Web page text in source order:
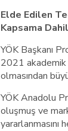
Elde Edilen
Kapsama
YÖK Başkanı
2021 akademik
olmasından
YÖK Anadolu
oluşmuş ve